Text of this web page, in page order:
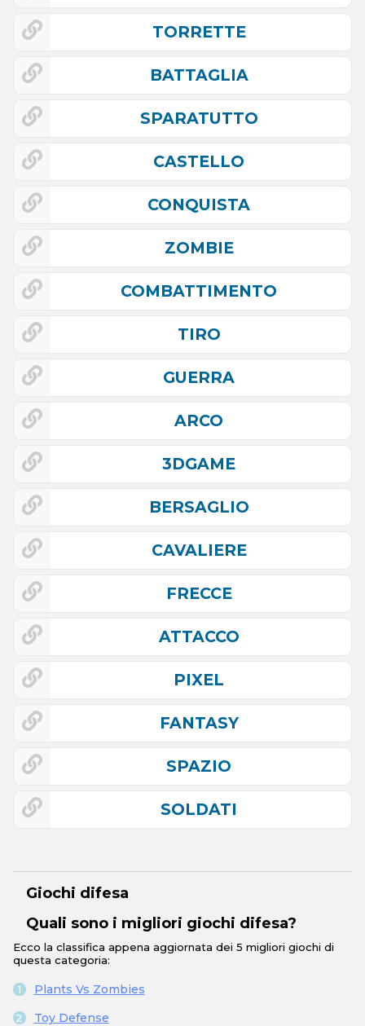
TORRETTE
BATTAGLIA
SPARATUTTO
CASTELLO
CONQUISTA
ZOMBIE
COMBATTIMENTO
TIRO
GUERRA
ARCO
3DGAME
BERSAGLIO
CAVALIERE
FRECCE
ATTACCO
PIXEL
FANTASY
SPAZIO
SOLDATI
Giochi difesa
Quali sono i migliori giochi difesa?
Ecco la classifica appena aggiornata dei 5 migliori giochi di
questa categoria:
Plants Vs Zombies
Toy Defense